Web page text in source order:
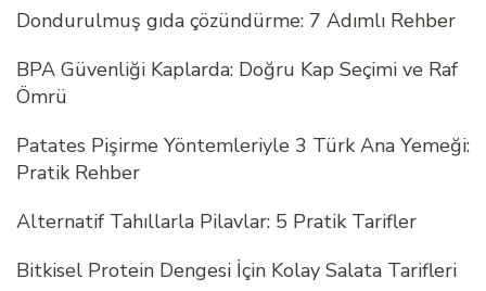
Dondurulmuş gıda çözündürme: 7 Adımlı Rehber
BPA Güvenliği Kaplarda: Doğru Kap Seçimi ve Raf
Ömrü
Patates Pişirme Yöntemleriyle 3 Türk Ana Yemeği:
Pratik Rehber
Alternatif Tahıllarla Pilavlar: 5 Pratik Tarifler
Bitkisel Protein Dengesi İçin Kolay Salata Tarifleri